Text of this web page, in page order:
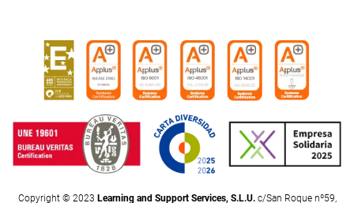
Copyright © 2023 Learning and Support Services, S.L.U.c/San Roque nº59,